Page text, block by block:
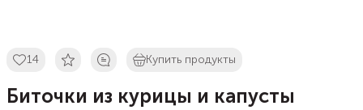
14 Купить продукты
Биточки из курицы и капусты